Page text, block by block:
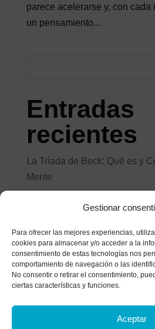
Gestionar
Para ofrecer las mejores experiencias,
cookies para almacenar y/o acceder a la
consentimiento de estas tecnologías nos
comportamiento de navegación o las
No consentir o retirar el consentimiento,
ciertas características y funciones.
Aceptar
parece acelerarse y, con cada
un pensamiento...
Entradas
recientes
La Tríada de Beck: Qué es y
Mente
Historia de un matrimonio
análisis de las heridas que
¿Tratas de parar tu mente?
luchar contra tus
La anestesia colectiva: